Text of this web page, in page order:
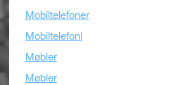
Mobiltelefoner
Mobiltelefoni
Møbler
Møbler